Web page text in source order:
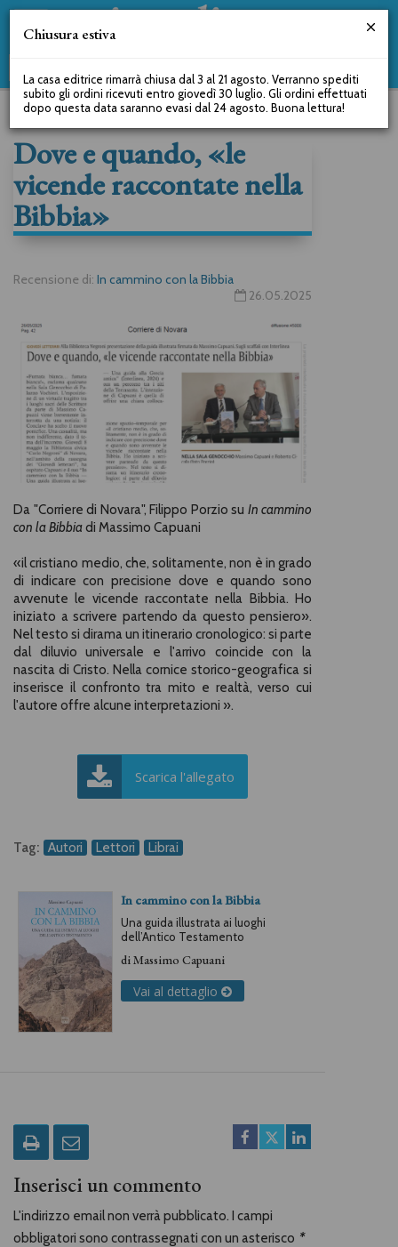
Dove e quando, «le
vicende raccontate nella
Bibbia»
Recensione di: In cammino con la Bibbia
26.05.2025
Da "Corriere di Novara", Filippo Porzio su In cammino
con la Bibbiadi Massimo Capuani
«il cristiano medio, che, solitamente, non è in grado
di indicare con precisione dove e quando sono
avvenute le vicende raccontate nella Bibbia. Ho
iniziato a scrivere partendo da questo pensiero».
Nel testo si dirama un itinerario cronologico: si parte
dal diluvio universale e l'arrivo coincide con la
nascita di Cristo. Nella cornice storico-geografica si
inserisce il confronto tra mito e realtà, verso cui
l'autore offre alcune interpretazioni ».
Scarica l'allegato
Tag: Autori Lettori Librai
In cammino con la Bibbia
Una guida illustrata ai luoghi
dell’Antico Testamento
diMassimo Capuani
Vai al dettaglio
Inserisci un commento
L'indirizzo email non verrà pubblicato. I campi
obbligatori sono contrassegnati con un asterisco *
Chiusura estiva
La casa editrice rimarrà chiusa dal 3 al 21 agosto. Verranno spediti
subito gli ordini ricevuti entro giovedì 30 luglio. Gli ordini effettuati
dopo questa data saranno evasi dal 24 agosto. Buona lettura!